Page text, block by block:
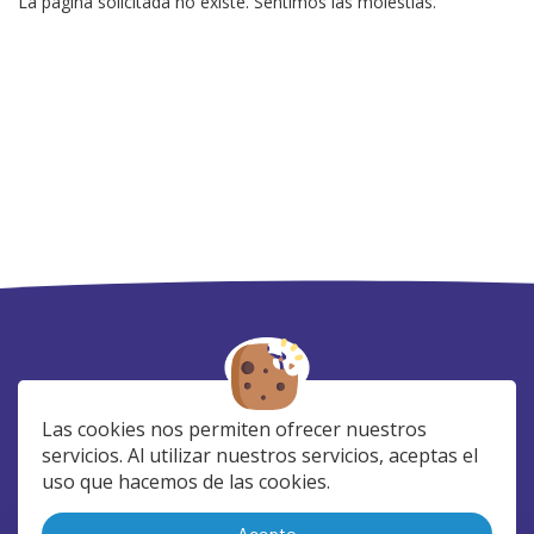
Las cookies nos permiten ofrecer nuestros
servicios. Al utilizar nuestros servicios, aceptas el
uso que hacemos de las cookies.
SÍGUENOS EN: